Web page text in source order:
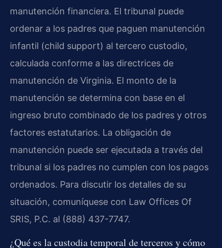
manutención financiera. El tribunal puede
ordenar a los padres que paguen manutención
infantil (child support) al tercero custodio,
calculada conforme a las directrices de
manutención de Virginia. El monto de la
manutención se determina con base en el
ingreso bruto combinado de los padres y otros
factores estatutarios. La obligación de
manutención puede ser ejecutada a través del
tribunal si los padres no cumplen con los pagos
ordenados. Para discutir los detalles de su
situación, comuníquese con Law Offices Of
SRIS, P.C. al (888) 437-7747.
¿Qué es la custodia temporal de terceros y cómo